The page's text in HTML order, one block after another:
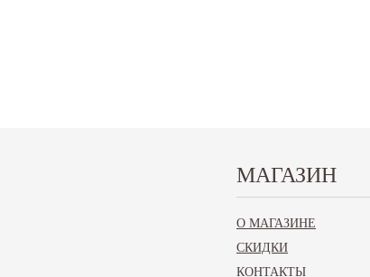
Запчасти для ВАЗ 2180,
Кузов»Зеркала
МАГАЗИН
О МАГАЗИНЕ
СКИДКИ
КОНТАКТЫ